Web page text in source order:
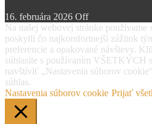
16. februára 2026 Off
Na našej webovej stránke používame
poskytli čo najkomfortnejší zážitok
preferencie a opakované návštevy.
súhlasíte s používaním VŠETKÝCH
navštíviť „Nastavenia súborov
súhlas.
Nastavenia súborov cookie Prijať